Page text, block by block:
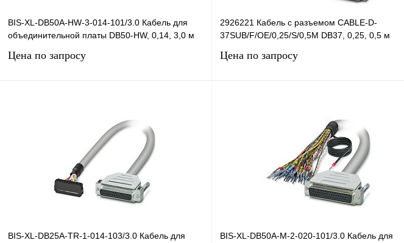
BIS-XL-DB50A-HW-3-014-101/3.0 Кабель для
объединительной платы DB50-HW, 0,14, 3,0 м
Цена по запросу
Сравнение
Под заказ
2926221 Кабель с разъемом CABLE-D-
37SUB/F/OE/0,25/S/0,5M DB37, 0,25, 0,5 м
Цена по запросу
Сравнение
Под заказ
BIS-XL-DB25A-TR-1-014-103/3.0 Кабель для
BIS-XL-DB50A-M-2-020-101/3.0 Кабель для